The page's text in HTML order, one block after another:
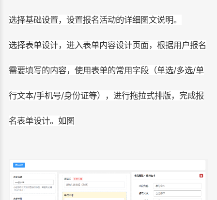
选择基础设置，设置报名活动的详细图文说明。
选择表单设计，进入表单内容设计页面，根据用户报名
需要填写的内容，使用表单的常用字段（单选/多选/单
行文本/手机号/身份证等），进行拖拉式排版，完成报
名表单设计。如图